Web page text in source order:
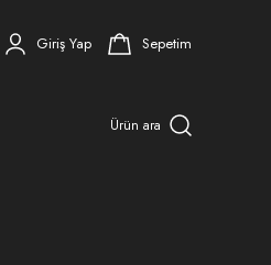
Giriş Yap Sepetim
Ürün ara